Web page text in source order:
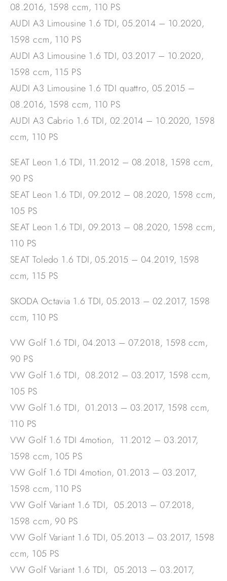
08.2016, 1598 ccm, 110 PS
AUDI A3 Limousine 1.6 TDI, 05.2014 – 10.2020,
1598 ccm, 110 PS
AUDI A3 Limousine 1.6 TDI, 03.2017 – 10.2020,
1598 ccm, 115 PS
AUDI A3 Limousine 1.6 TDI quattro, 05.2015 –
08.2016, 1598 ccm, 110 PS
AUDI A3 Cabrio 1.6 TDI, 02.2014 – 10.2020, 1598
ccm, 110 PS
SEAT Leon 1.6 TDI, 11.2012 – 08.2018, 1598 ccm,
90 PS
SEAT Leon 1.6 TDI, 09.2012 – 08.2020, 1598 ccm,
105 PS
SEAT Leon 1.6 TDI, 09.2013 – 08.2020, 1598 ccm,
110 PS
SEAT Toledo 1.6 TDI, 05.2015 – 04.2019, 1598
ccm, 115 PS
SKODA Octavia 1.6 TDI, 05.2013 – 02.2017, 1598
ccm, 110 PS
VW Golf 1.6 TDI, 04.2013 – 07.2018, 1598 ccm,
90 PS
VW Golf 1.6 TDI, 08.2012 – 03.2017, 1598 ccm,
105 PS
VW Golf 1.6 TDI, 01.2013 – 03.2017, 1598 ccm,
110 PS
VW Golf 1.6 TDI 4motion, 11.2012 – 03.2017,
1598 ccm, 105 PS
VW Golf 1.6 TDI 4motion, 01.2013 – 03.2017,
1598 ccm, 110 PS
VW Golf Variant 1.6 TDI, 05.2013 – 07.2018,
1598 ccm, 90 PS
VW Golf Variant 1.6 TDI, 05.2013 – 03.2017, 1598
ccm, 105 PS
VW Golf Variant 1.6 TDI, 05.2013 – 03.2017,